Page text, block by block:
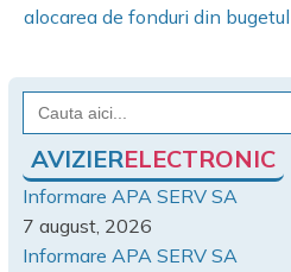
alocarea de fonduri din
Search
for:
AVIZIERELECTRONIC
Informare APA SERV SA
7 august, 2026
Informare APA SERV SA